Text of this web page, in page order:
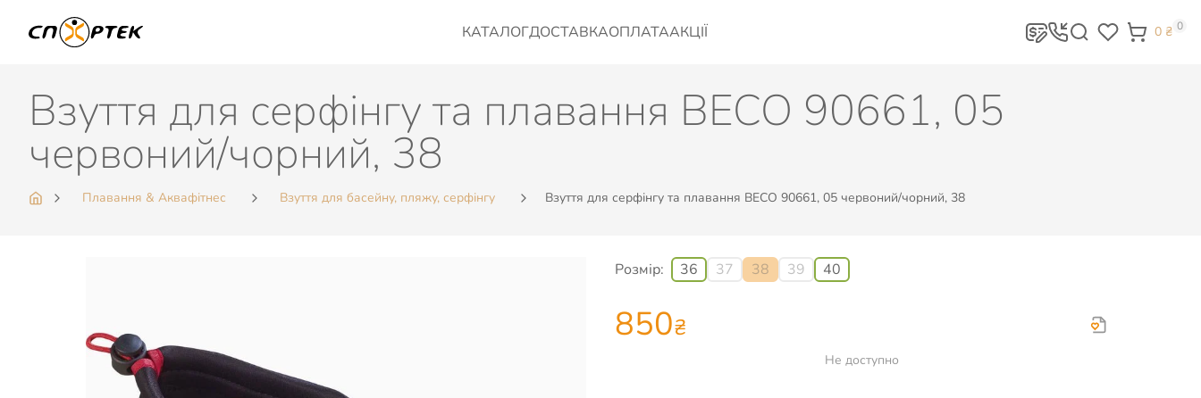
КАТАЛОГДОСТАВКАОПЛАТААКЦІЇ 0 ₴ 0
Взуття для серфінгу та плавання BECO 90661, 05
червоний/чорний, 38
Плавання & Аквафітнес Взуття для басейну, пляжу, серфінгу Взуття для серфінгу та плавання BECO 90661, 05 червоний/чорний, 38
Розмір: 36 37 38 39 40
850₴
Не доступно